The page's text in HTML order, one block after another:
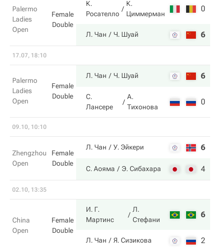
Palermo
Ladies
Open
Female
Double
К.
Росателло
К.
Циммерман
0
Л. Чан Ч. Шуай 6
17.07, 18:10
Palermo
Ladies
Open
Female
Double
Л. Чан Ч. Шуай 6
С.
Лансере
А.
Тихонова
0
09.10, 10:10
Zhengzhou
Open
Female
Double
Л. Чан У. Эйкери 6
С. Аояма Э. Сибахара 4
02.10, 13:35
China
Open
Female
Double
И. Г.
Мартинс
Л.
Стефани
6
Л. Чан Я. Сизикова 2